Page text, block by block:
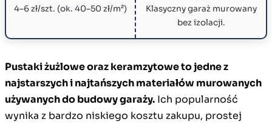
4–6 zł/szt. (ok. 40–50 zł/m²)
Klasyczny garaż murowany
bez izolacji.
Pustaki żużlowe oraz keramzytowe to jedne z
najstarszych i najtańszych materiałów murowanych
używanych do budowy garaży. Ich popularność
wynika z bardzo niskiego kosztu zakupu, prostej